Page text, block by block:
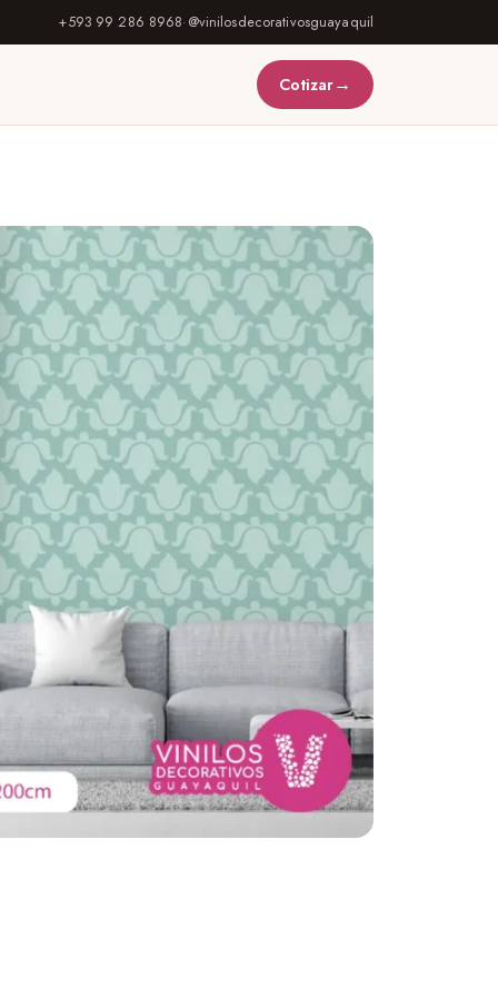
+593 99 286 8968·@vinilosdecorativosguayaquil
Cotizar→